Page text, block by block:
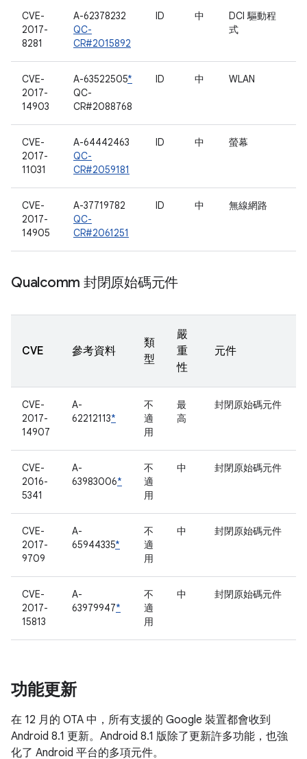
CVE-
2017-
8281
A-62378232
QC-
CR#2015892
ID 中
DCI 驅動程
式
CVE-
2017-
14903
A-63522505*
QC-
CR#2088768
ID 中 WLAN
CVE-
2017-
11031
A-64442463
QC-
CR#2059181
ID 中 螢幕
CVE-
2017-
14905
A-37719782
QC-
CR#2061251
ID 中 無線網路
Qualcomm 封閉原始碼元件
CVE 參考資料
類
型
嚴
重
性
元件
CVE-
2017-
14907
A-
62212113*
不
適
用
最
高
封閉原始碼元件
CVE-
2016-
5341
A-
63983006*
不
適
用
中 封閉原始碼元件
CVE-
2017-
9709
A-
65944335*
不
適
用
中 封閉原始碼元件
CVE-
2017-
15813
A-
63979947*
不
適
用
中 封閉原始碼元件
功能更新
在 12 月的 OTA 中，所有支援的 Google 裝置都會收到
Android 8.1 更新。Android 8.1 版除了更新許多功能，也強
化了 Android 平台的多項元件。